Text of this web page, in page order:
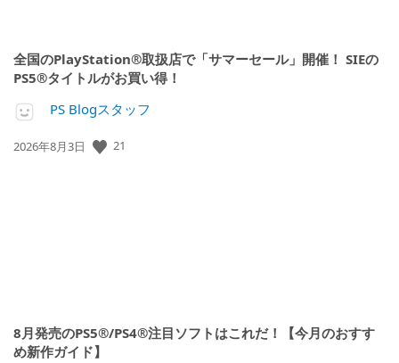
全国のPlayStation®取扱店で「サマーセール」開催！ SIEの
PS5®タイトルがお買い得！
PS Blogスタッフ
公
2026年8月3日 21
8月発売のPS5®/PS4®注目ソフトはこれだ！【今月のおすす
め新作ガイド】